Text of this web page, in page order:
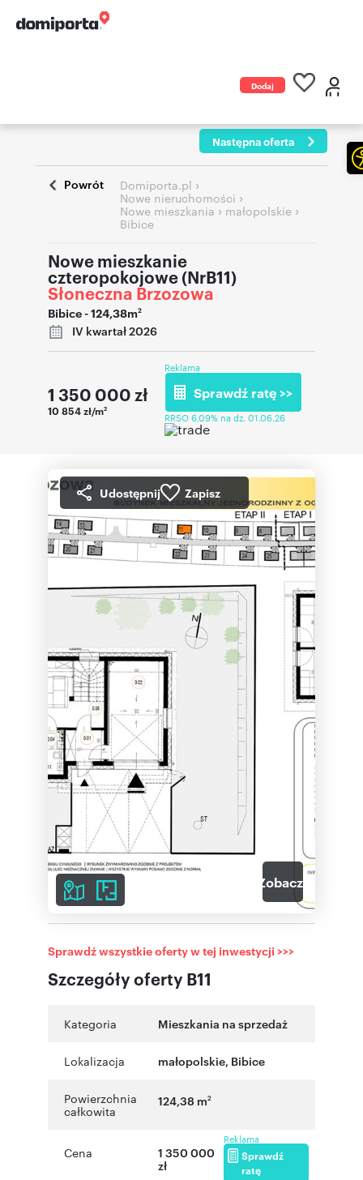
Dodaj
Następna oferta
Powrót Domiporta.pl ›
Nowe nieruchomości ›
Nowe mieszkania › małopolskie ›
Bibice
Nowe mieszkanie
czteropokojowe (NrB11)
Słoneczna Brzozowa
Bibice- 124,38m2
IV kwartał 2026
1 350 000 zł
10 854 zł/m2
Reklama
Sprawdź ratę >>
RRSO 6,09% na dz. 01.06.26
Udostępnij Zapisz
Zobacz galerię
Szczegóły oferty B11
Sprawdź wszystkie oferty w tej inwestycji >>>
Kategoria Mieszkania na sprzedaż
Lokalizacja małopolskie, Bibice
Powierzchnia
całkowita
124,38 m2
Cena
1 350 000
zł
Reklama
Sprawdź
ratę